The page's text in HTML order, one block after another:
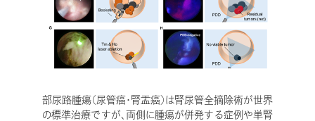
部尿路腫瘍（尿管癌・腎盂癌）は腎尿管全摘除術が世界
の標準治療ですが、両側に腫瘍が併発する症例や単腎